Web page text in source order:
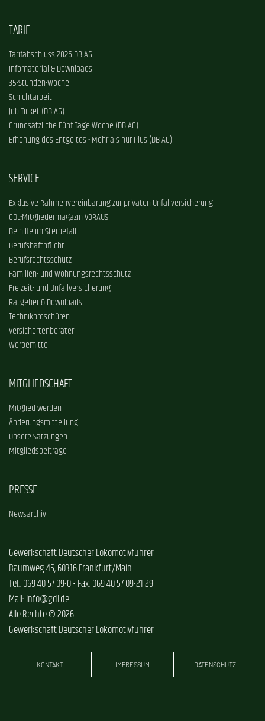
TARIF
Tarifabschluss 2026 DB AG
Infomaterial & Downloads
35-Stunden-Woche
Schichtarbeit
Job-Ticket (DB AG)
Grundsätzliche Fünf-Tage-Woche (DB AG)
Erhöhung des Entgeltes - Mehr als nur Plus (DB AG)
SERVICE
Exklusive Rahmenvereinbarung zur privaten Unfallversicherung
GDL-Mitgliedermagazin VORAUS
Beihilfe im Sterbefall
Berufshaftpflicht
Berufsrechtsschutz
Familien- und Wohnungsrechtsschutz
Freizeit- und Unfallversicherung
Ratgeber & Downloads
Technikbroschüren
Versichertenberater
Werbemittel
MITGLIEDSCHAFT
Mitglied werden
Änderungsmitteilung
Unsere Satzungen
Mitgliedsbeiträge
PRESSE
Newsarchiv
Gewerkschaft Deutscher Lokomotivführer
Baumweg 45, 60316 Frankfurt/Main
Tel.: 069 40 57 09-0 • Fax: 069 40 57 09-21 29
Mail: info@gdl.de
Alle Rechte © 2026
Gewerkschaft Deutscher Lokomotivführer
KONTAKT IMPRESSUM DATENSCHUTZ